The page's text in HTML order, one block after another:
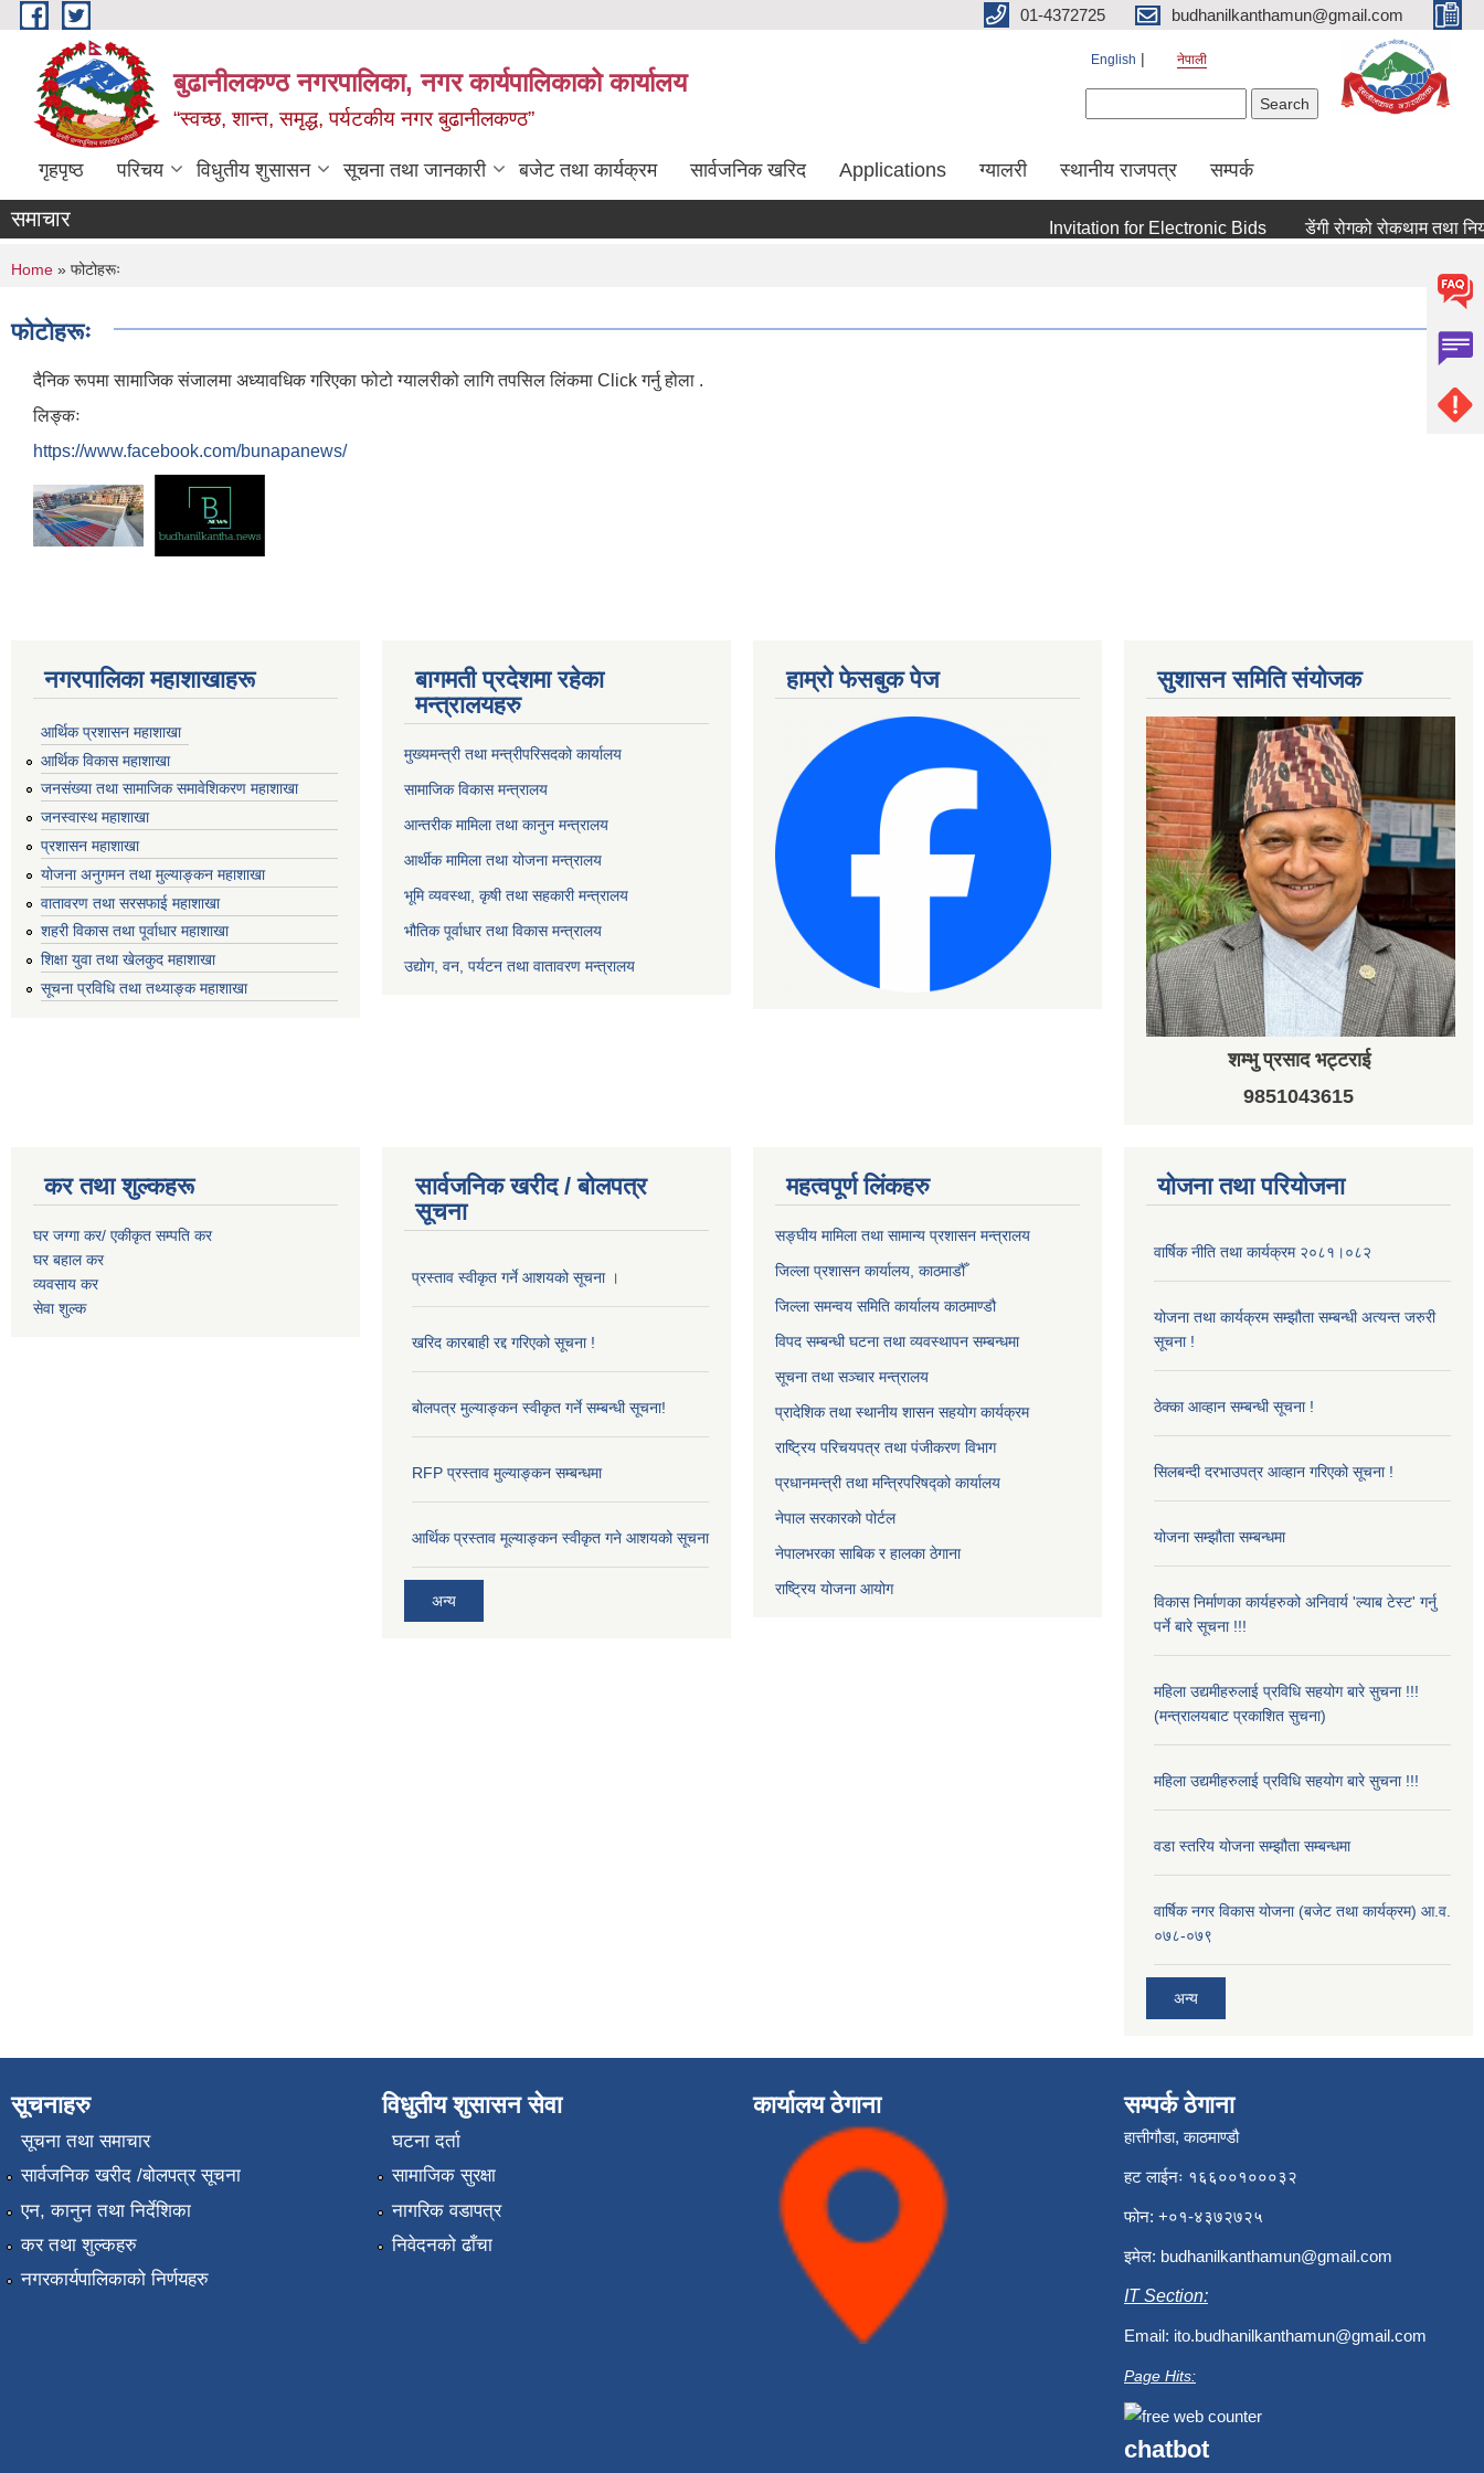
Skip to main content 01-4372725 budhanilkanthamun@gmail.com
बुढानीलकण्ठ नगरपालिका, नगर कार्यपालिकाको कार्यालय
“स्वच्छ, शान्त, समृद्ध, पर्यटकीय नगर बुढानीलकण्ठ”
English नेपाली
गृहपृष्ठ परिचय विधुतीय शुसासन सूचना तथा जानकारी बजेट तथा कार्यक्रम सार्वजनिक खरिद Applications ग्यालरी स्थानीय राजपत्र सम्पर्क
समाचार Invitation for Electronic Bids डेंगी रोगको रोकथाम तथा
You are here
Home » फोटोहरूः
फोटोहरूः
दैनिक रूपमा सामाजिक संजालमा अध्यावधिक गरिएका फोटो ग्यालरीको लागि तपसिल लिंकमा Click गर्नु होला .
लिङ्कः
https://www.facebook.com/bunapanews/
नगरपालिका महाशाखाहरू
आर्थिक प्रशासन महाशाखा
आर्थिक विकास महाशाखा
जनसंख्या तथा सामाजिक समावेशिकरण महाशाखा
जनस्वास्थ महाशाखा
प्रशासन महाशाखा
योजना अनुगमन तथा मुल्याङ्कन महाशाखा
वातावरण तथा सरसफाई महाशाखा
शहरी विकास तथा पूर्वाधार महाशाखा
शिक्षा युवा तथा खेलकुद महाशाखा
सूचना प्रविधि तथा तथ्याङ्क महाशाखा
बागमती प्रदेशमा रहेका
मन्त्रालयहरु
मुख्यमन्त्री तथा मन्त्रीपरिसदको कार्यालय
सामाजिक विकास मन्त्रालय
आन्तरीक मामिला तथा कानुन मन्त्रालय
आर्थीक मामिला तथा योजना मन्त्रालय
भूमि व्यवस्था, कृषी तथा सहकारी मन्त्रालय
भौतिक पूर्वाधार तथा विकास मन्त्रालय
उद्योग, वन, पर्यटन तथा वातावरण मन्त्रालय
हाम्रो फेसबुक पेज सुशासन समिति संयोजक
शम्भु प्रसाद भट्टराई
9851043615
कर तथा शुल्कहरू
घर जग्गा कर/ एकीकृत सम्पति कर
घर बहाल कर
व्यवसाय कर
सेवा शुल्क
सार्वजनिक खरीद / बोलपत्र
सूचना
प्रस्ताव स्वीकृत गर्ने आशयको सूचना ।
खरिद कारबाही रद्द गरिएको सूचना !
बोलपत्र मुल्याङ्कन स्वीकृत गर्ने सम्बन्धी सूचना!
RFP प्रस्ताव मुल्याङ्कन सम्बन्धमा
आर्थिक प्रस्ताव मूल्याङ्कन स्वीकृत गने आशयको सूचना
अन्य
महत्वपूर्ण लिंकहरु
सङ्‍घीय मामिला तथा सामान्य प्रशासन मन्त्रालय
जिल्ला प्रशासन कार्यालय, काठमाडौँ
जिल्ला समन्वय समिति कार्यालय काठमाण्ड‌ौ
विपद सम्बन्धी घटना तथा व्यवस्थापन सम्बन्धमा
सूचना तथा सञ्चार मन्त्रालय
प्रादेशिक तथा स्थानीय शासन सहयोग कार्यक्रम
राष्ट्रिय परिचयपत्र तथा पंजीकरण विभाग
प्रधानमन्त्री तथा मन्त्रिपरिषद्को कार्यालय
नेपाल सरकारको पोर्टल
नेपालभरका साबिक र हालका ठेगाना
राष्ट्रिय योजना आयोग
योजना तथा परियोजना
वार्षिक नीति तथा कार्यक्रम २०८१।०८२
योजना तथा कार्यक्रम सम्झौता सम्बन्धी अत्यन्त जरुरी
सूचना !
ठेक्का आव्हान सम्बन्धी सूचना !
सिलबन्दी दरभाउपत्र आव्हान गरिएको सूचना !
योजना सम्झौता सम्बन्धमा
विकास निर्माणका कार्यहरुको अनिवार्य 'ल्याब टेस्ट' गर्नु
पर्ने बारे सूचना !!!
महिला उद्यमीहरुलाई प्रविधि सहयोग बारे सुचना !!!
(मन्त्रालयबाट प्रकाशित सुचना)
महिला उद्यमीहरुलाई प्रविधि सहयोग बारे सुचना !!!
वडा स्तरिय योजना सम्झौता सम्बन्धमा
वार्षिक नगर विकास योजना (बजेट तथा कार्यक्रम) आ.व.
०७८-०७९
अन्य
सूचनाहरु
सूचना तथा समाचार
सार्वजनिक खरीद /बोलपत्र सूचना
एन, कानुन तथा निर्देशिका
कर तथा शुल्कहरु
नगरकार्यपालिकाको निर्णयहरु
विधुतीय शुसासन सेवा
घटना दर्ता
सामाजिक सुरक्षा
नागरिक वडापत्र
निवेदनको ढाँचा
कार्यालय ठेगाना सम्पर्क ठेगाना
हात्तीगौडा, काठमाण्डौ
हट लाईनः १६६००१०००३२
फोन: +०१-४३७२७२५
इमेल: budhanilkanthamun@gmail.com
IT Section:
Email: ito.budhanilkanthamun@gmail.com
Page Hits:
chatbot